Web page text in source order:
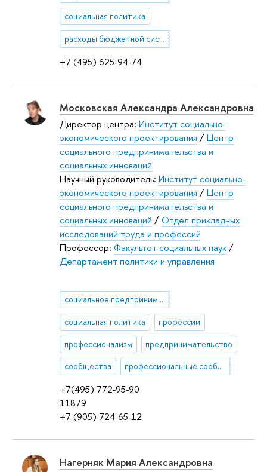
+7 (495) 625-94-74
социальная политика
расходы бюджетной системы на социальную политику, образование и здравоохранение
+7(495) 772-95-90
11879
+7 (905) 724-65-12
Московская Александра Александровна
Директор центра: Институт социально-
экономического проектирования /Центр
социального предпринимательства и
социальных инноваций
Научный руководитель: Институт социально-
экономического проектирования /Центр
социального предпринимательства и
социальных инноваций /Отдел прикладных
исследований труда и профессий
Профессор: Факультет социальных наук/
Департамент политики и управления
социальное предпринимательство
социальная политика профессии
профессионализм предпринимательство
сообщества профессиональные сообщества
Нагерняк Мария Александровна